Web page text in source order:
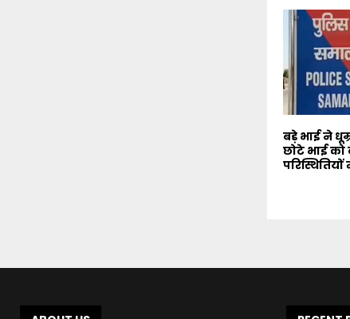
बड़े भाई ने
छोटे भाई को